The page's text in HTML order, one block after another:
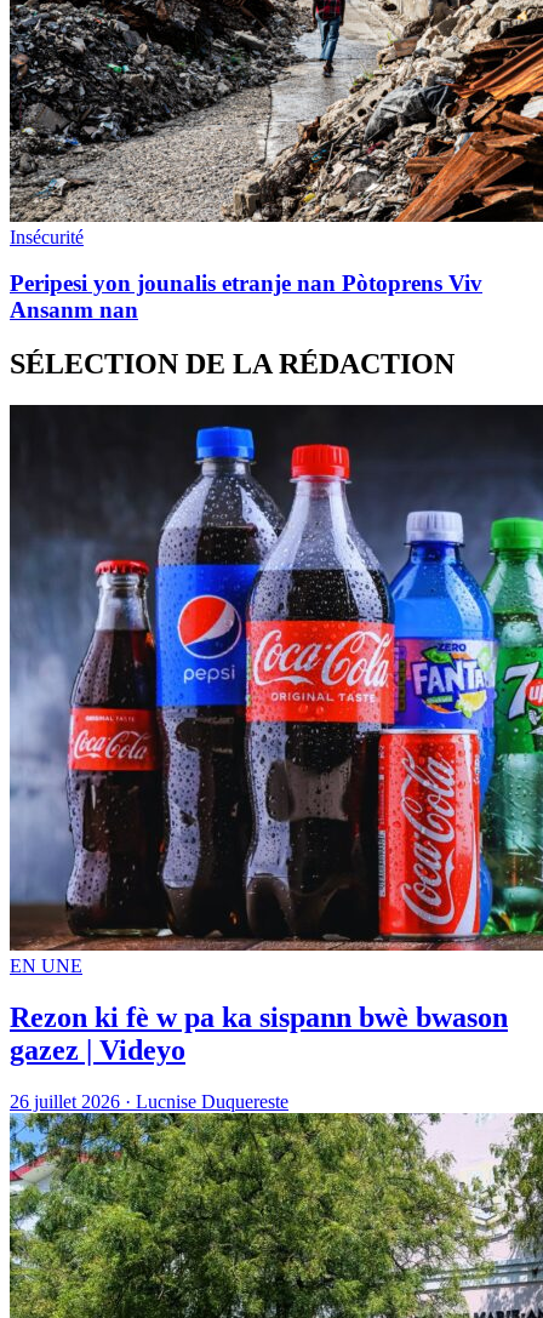
Insécurité
Peripesi yon jounalis etranje nan Pòtoprens Viv
Ansanm nan
SÉLECTION DE LA RÉDACTION
EN UNE
Rezon ki fè w pa ka sispann bwè bwason
gazez | Videyo
26 juillet 2026 · Lucnise Duquereste